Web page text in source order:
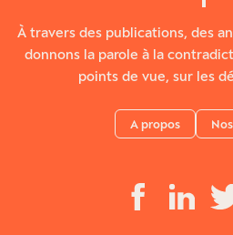
À travers des publications, des
donnons la parole à la
points de vue, sur les
A propos